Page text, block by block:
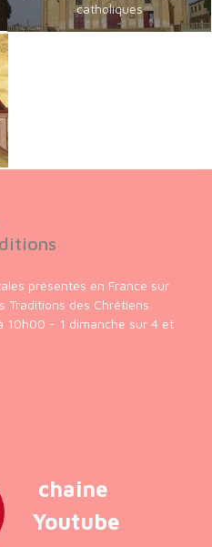
catholiques
présentes en France sur
Traditions des Chrétiens
10h00 - 1 dimanche sur 4 et
chaine
Youtube